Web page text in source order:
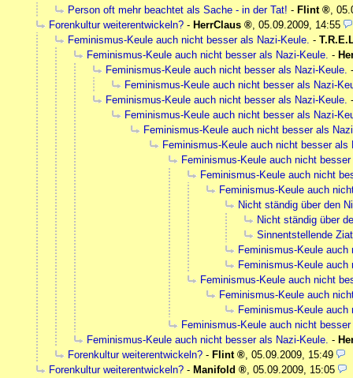
Person oft mehr beachtet als Sache - in der Tat! - Flint ,
Forenkultur weiterentwickeln? - HerrClaus , 05.09.2009, 14:55
Feminismus-Keule auch nicht besser als Nazi-Keule. -
Feminismus-Keule auch nicht besser als Nazi-Keule. -
Feminismus-Keule auch nicht besser als Nazi-Keule.
Feminismus-Keule auch nicht besser als Nazi-
Feminismus-Keule auch nicht besser als Nazi-Keule.
Feminismus-Keule auch nicht besser als Nazi-
Feminismus-Keule auch nicht besser als
Feminismus-Keule auch nicht besser als
Feminismus-Keule auch nicht
Feminismus-Keule auch nicht
Feminismus-Keule auch
Nicht ständig über den
Nicht ständig über
Sinnentstellende
Feminismus-Keule
Feminismus-Keule
Feminismus-Keule auch nicht
Feminismus-Keule auch
Feminismus-Keule
Feminismus-Keule auch nicht
Feminismus-Keule auch nicht besser als Nazi-Keule. -
Forenkultur weiterentwickeln? - Flint , 05.09.2009, 15:49
Forenkultur weiterentwickeln? - Manifold , 05.09.2009, 15:05